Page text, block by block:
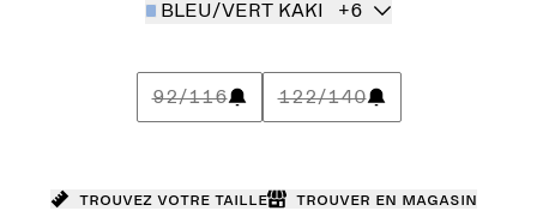
BLEU/VERT KAKI +6
92/116 122/140
Trouvez votre taille Trouver en magasin